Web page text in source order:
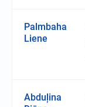
Palmbaha
Liene
Abduļina